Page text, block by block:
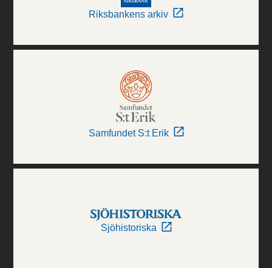
Riksbankens arkiv
Samfundet S:t Erik
Sjöhistoriska